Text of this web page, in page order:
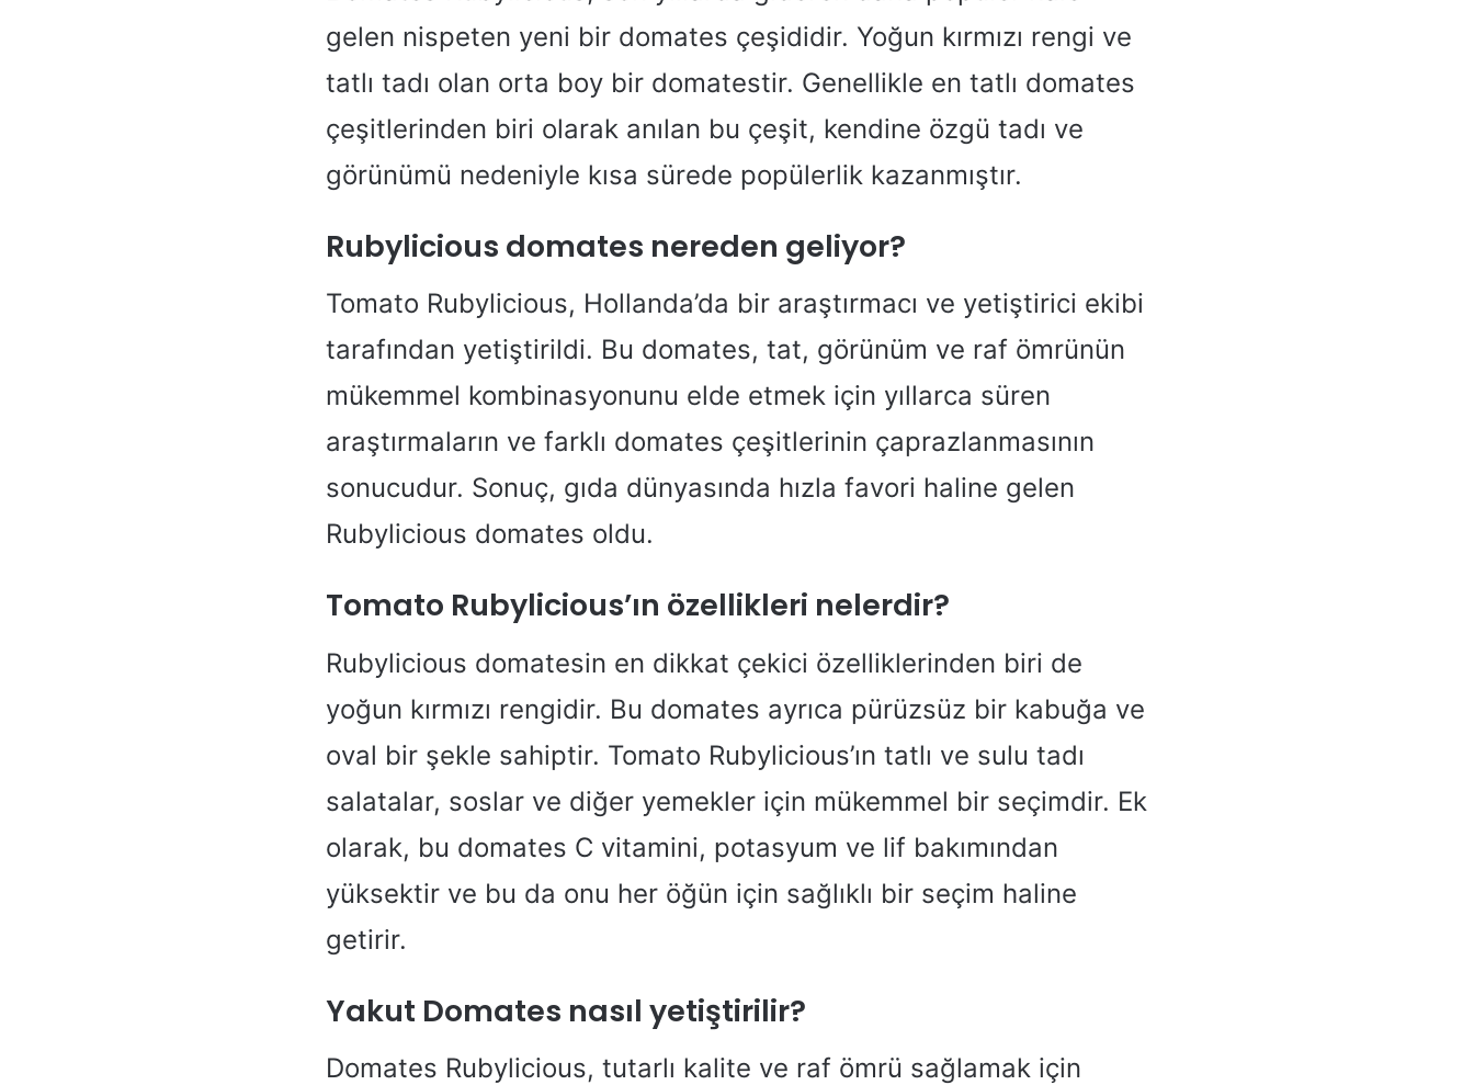
gelen nispeten yeni bir domates çeşididir. Yoğun kırmızı rengi ve
tatlı tadı olan orta boy bir domatestir. Genellikle en tatlı domates
çeşitlerinden biri olarak anılan bu çeşit, kendine özgü tadı ve
görünümü nedeniyle kısa sürede popülerlik kazanmıştır.
Rubylicious domates nereden geliyor?
Tomato Rubylicious, Hollanda’da bir araştırmacı ve yetiştirici ekibi
tarafından yetiştirildi. Bu domates, tat, görünüm ve raf ömrünün
mükemmel kombinasyonunu elde etmek için yıllarca süren
araştırmaların ve farklı domates çeşitlerinin çaprazlanmasının
sonucudur. Sonuç, gıda dünyasında hızla favori haline gelen
Rubylicious domates oldu.
Tomato Rubylicious’ın özellikleri nelerdir?
Rubylicious domatesin en dikkat çekici özelliklerinden biri de
yoğun kırmızı rengidir. Bu domates ayrıca pürüzsüz bir kabuğa ve
oval bir şekle sahiptir. Tomato Rubylicious’ın tatlı ve sulu tadı
salatalar, soslar ve diğer yemekler için mükemmel bir seçimdir. Ek
olarak, bu domates C vitamini, potasyum ve lif bakımından
yüksektir ve bu da onu her öğün için sağlıklı bir seçim haline
getirir.
Yakut Domates nasıl yetiştirilir?
Domates Rubylicious, tutarlı kalite ve raf ömrü sağlamak için